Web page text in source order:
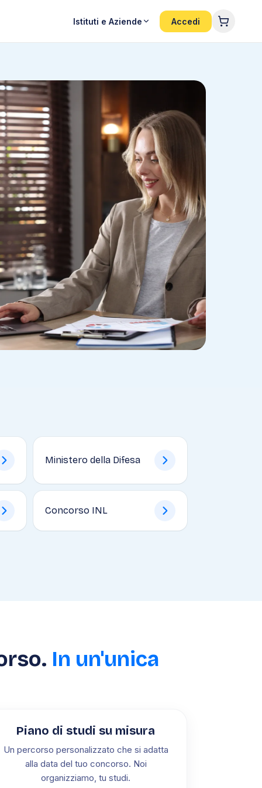
Istituti e Aziende Accedi
Ministero della Difesa
Concorso INL
In un'unica
Piano di studi su misura
Un percorso personalizzato che si adatta
alla data del tuo concorso. Noi
organizziamo, tu studi.